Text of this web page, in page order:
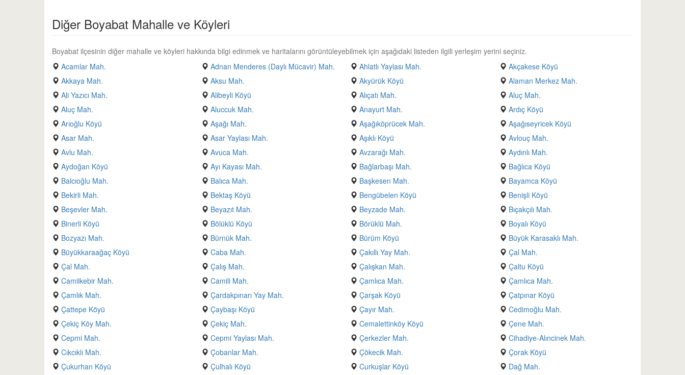
Diğer Boyabat Mahalle ve Köyleri
Boyabat ilçesinin diğer mahalle ve köyleri hakkında bilgi edinmek ve haritalarını görüntüleyebilmek için aşağıdaki listeden ilgili yerleşim yerini seçiniz.
Acamlar Mah.
Adnan Menderes (Daylı Mücavir) Mah. Ahlatlı Yaylası Mah.
Akçakese Köyü
Akkaya Mah.
Aksu Mah. Akyürük Köyü
Alaman Merkez Mah.
Ali Yazıcı Mah.
Alibeyli Köyü Alıçatı Mah.
Aluç Mah.
Aluç Mah.
Aluccuk Mah. Anayurt Mah.
Ardıç Köyü
Arıoğlu Köyü
Aşağı Mah. Aşağıköprücek Mah.
Aşağıseyricek Köyü
Asar Mah.
Asar Yaylası Mah. Aşıklı Köyü
Avlouç Mah.
Avlu Mah.
Avuca Mah. Avzarağı Mah.
Aydınlı Mah.
Aydoğan Köyü
Ayı Kayası Mah. Bağlarbaşı Mah.
Bağlıca Köyü
Balcıoğlu Mah.
Balıca Mah. Başkesen Mah.
Bayamca Köyü
Bekirli Mah.
Bektaş Köyü Bengübelen Köyü
Benişli Köyü
Beşevler Mah.
Beyazıt Mah. Beyzade Mah.
Bıçakçılı Mah.
Binerli Köyü
Bölüklü Köyü Börüklü Mah.
Boyalı Köyü
Bozyazı Mah.
Bürnük Mah. Bürüm Köyü
Büyük Karasaklı Mah.
Büyükkaraağaç Köyü
Caba Mah. Çakıllı Yay Mah.
Çal Mah.
Çal Mah.
Çalış Mah. Çalışkan Mah.
Çaltu Köyü
Camiikebir Mah.
Camili Mah. Çamlıca Mah.
Çamlıca Mah.
Çamlık Mah.
Çardakpınarı Yay Mah. Çarşak Köyü
Çatpınar Köyü
Çattepe Köyü
Çaybaşı Köyü Çayır Mah.
Cedimoğlu Mah.
Çekiç Köy Mah.
Çekiç Mah. Cemalettinköy Köyü
Çene Mah.
Cepmi Mah.
Cepmi Yaylası Mah. Çerkezler Mah.
Cihadiye-Alıncinek Mah.
Cıkcıklı Mah.
Çobanlar Mah. Çökecik Mah.
Çorak Köyü
Çukurhan Köyü
Çulhalı Köyü Curkuşlar Köyü
Dağ Mah.